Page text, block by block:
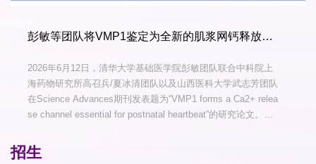
彭敏等团队将VMP1鉴定为全新的肌浆网钙释放通道，对出生后心跳不可或缺
2026年6月12日，清华大学基础医学院彭敏团队联合中科院上
海药物研究所高召兵/夏冰清团队以及山西医科大学武志芳团队
在Science Advances期刊发表题为“VMP1 forms a Ca2+ relea
se channel essential for postnatal heartbeat”的研究论文。该
蛋白，完善了内质网钙离子稳态调控理论。心脏的节律性收缩
依赖于心肌细胞肌浆网Ca2+的释放与再摄取。每次心跳，动作
招生